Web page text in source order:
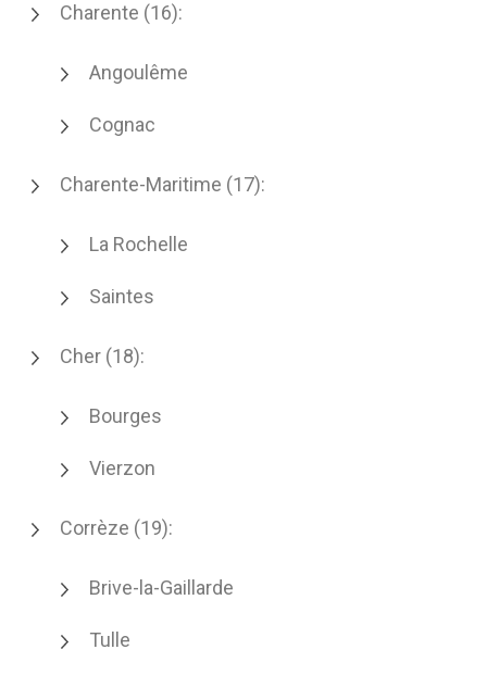
Charente (16):
Angoulême
Cognac
Charente-Maritime (17):
La Rochelle
Saintes
Cher (18):
Bourges
Vierzon
Corrèze (19):
Brive-la-Gaillarde
Tulle